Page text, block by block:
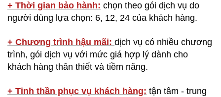
+ Thời gian bảo hành: chọn theo gói dịch vụ do
người dùng lựa chọn: 6, 12, 24 của khách hàng.
+ Chương trình hậu mãi: dịch vụ có nhiều chương
trình, gói dịch vụ với mức giá hợp lý dành cho
khách hàng thân thiết và tiềm năng.
+ Tinh thần phục vụ khách hàng: tận tâm - trung